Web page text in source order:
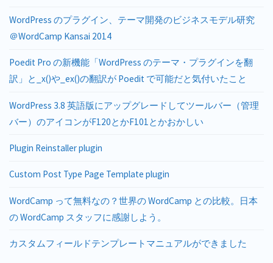
WordPress のプラグイン、テーマ開発のビジネスモデル研究
＠WordCamp Kansai 2014
Poedit Pro の新機能「WordPress のテーマ・プラグインを翻
訳」と_x()や_ex()の翻訳が Poedit で可能だと気付いたこと
WordPress 3.8 英語版にアップグレードしてツールバー（管理
バー）のアイコンがF120とかF101とかおかしい
Plugin Reinstaller plugin
Custom Post Type Page Template plugin
WordCamp って無料なの？世界の WordCamp との比較。日本
の WordCamp スタッフに感謝しよう。
カスタムフィールドテンプレートマニュアルができました